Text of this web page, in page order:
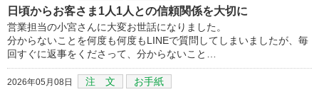
日頃からお客さま1人1人との信頼関係を大切に
営業担当の小宮さんに大変お世話になりました。
分からないことを何度も何度もLINEで質問してしまいましたが、毎
回すぐに返事をくださって、分からないこと…
2026年05月08日 注 文 お手紙